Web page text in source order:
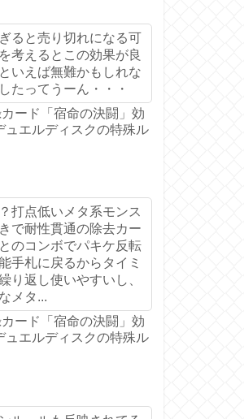
ると売り切れになる可
考えるとこの効果が良
いえば無難かもしれな
たってうーん・・・
ード「宿命の決闘」効
ュエルディスクの特殊ル
打点低いメタ系モンス
で耐性貫通の除去カー
のコンボでパキケ反転
手札に戻るからタイミ
り返し使いやすいし、
メタ...
ード「宿命の決闘」効
ュエルディスクの特殊ル